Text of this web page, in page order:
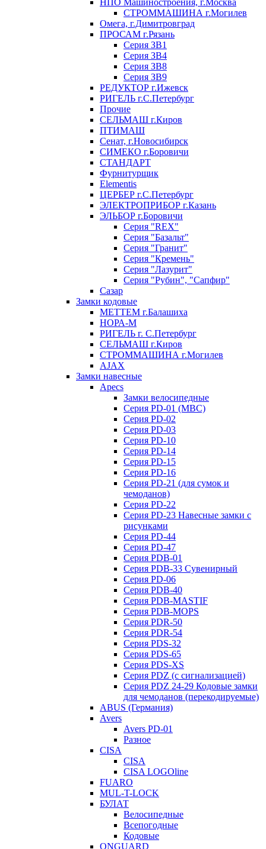
НПО Машиностроения, г.Москва
СТРОММАШИНА г.Могилев
Омега, г.Димитровград
ПРОСАМ г.Рязань
Серия ЗВ1
Серия ЗВ4
Серия ЗВ8
Серия ЗВ9
РЕДУКТОР г.Ижевск
РИГЕЛЬ г.С.Петербург
Прочие
СЕЛЬМАШ г.Киров
ПТИМАШ
Сенат, г.Новосибирск
СИМЕКО г.Боровичи
СТАНДАРТ
Фурнитурщик
Elementis
ЦЕРБЕР г.С.Петербург
ЭЛЕКТРОПРИБОР г.Казань
ЭЛЬБОР г.Боровичи
Серия "REX"
Серия "Базальт"
Серия "Гранит"
Серия "Кремень"
Серия "Лазурит"
Серия "Рубин", "Сапфир"
Сазар
Замки кодовые
МЕТТЕМ г.Балашиха
НОРА-М
РИГЕЛЬ г. С.Петербург
СЕЛЬМАШ г.Киров
СТРОММАШИНА г.Могилев
AJAX
Замки навесные
Apecs
Замки велосипедные
Серия PD-01 (МВС)
Серия PD-02
Серия PD-03
Серия PD-10
Серия PD-14
Серия PD-15
Серия PD-16
Серия PD-21 (для сумок и
чемоданов)
Серия PD-22
Серия PD-23 Навесные замки с
рисунками
Серия PD-44
Серия PD-47
Серия PDB-01
Серия PDB-33 Сувенирный
Серия PD-06
Серия PDB-40
Серия PDB-MASTIF
Серия PDB-MOPS
Серия PDR-50
Серия PDR-54
Серия PDS-32
Серия PDS-65
Серия PDS-XS
Серия PDZ (с сигнализацией)
Серия PDZ 24-29 Кодовые замки
для чемоданов (перекодируемые)
ABUS (Германия)
Avers
Avers PD-01
Разное
CISA
CISA
CISA LOGOline
FUARO
MUL-T-LOCK
БУЛАТ
Велосипедные
Всепогодные
Кодовые
ONGUARD